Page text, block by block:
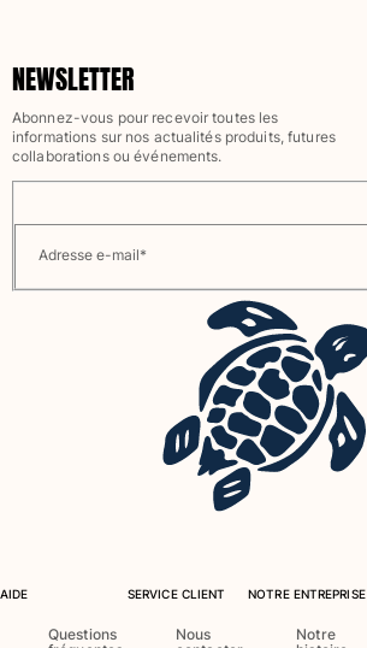
NEWSLETTER
Abonnez-vous pour recevoir toutes les
informations sur nos actualités produits, futures
collaborations ou événements.
Adresse e-mail*
AIDE
Questions
SERVICE CLIENT
Nous
NOTRE ENTREPRISE
Notre